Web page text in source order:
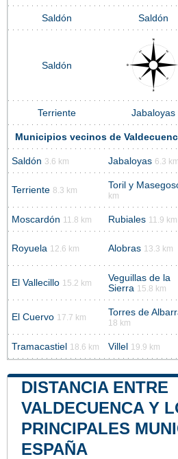
Saldón Saldón
Saldón
Terriente Jabaloyas
Municipios vecinos de
Saldón 3.6 km Jabaloyas 6.3 km
Terriente 8.3 km Toril y
km
Moscardón 11.8 km Rubiales 11.9 km
Royuela 12.6 km Alobras 13.3 km
El Vallecillo 15.2 km
Veguillas de la
Sierra 15.8 km
El Cuervo 17.7 km Torres de
18 km
Tramacastiel 18.6 km Villel 19.9 km
DISTANCIA ENTRE
VALDECUENCA Y
PRINCIPALES
ESPAÑA